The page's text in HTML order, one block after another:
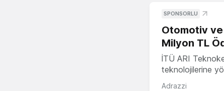
SPONSORLU
Otomotiv
Milyon TL
İTÜ ARI
teknolojilerine
Adrazzi